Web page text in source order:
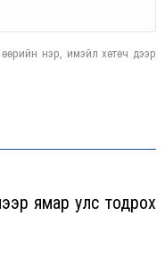
өөрийн нэр, имэйл хөтөч дээр
ямар улс тодрох